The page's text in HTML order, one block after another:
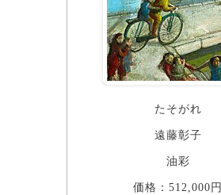
たそがれ
遠藤彰子
油彩
価格：512,000円